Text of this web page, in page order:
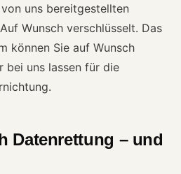
uns bereitgestellten
Wunsch verschlüsselt. Das
können Sie auf Wunsch
bei uns lassen für die
Datenrettung – und